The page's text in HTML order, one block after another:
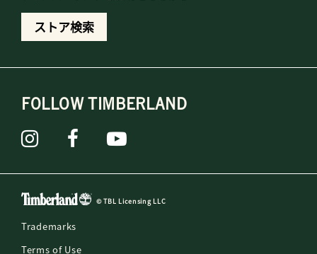
ストア検索
FOLLOW TIMBERLAND
© TBL Licensing LLC
Trademarks
Terms of Use